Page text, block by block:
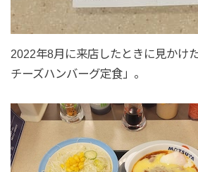
2022年8月に来店したときに見かけ
チーズハンバーグ定食」。